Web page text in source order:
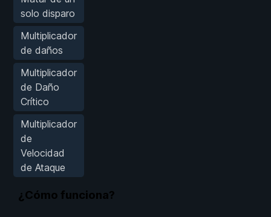
solo disparo
Multiplicador
de daños
Multiplicador
de Daño
Crítico
Multiplicador
de
Velocidad
de Ataque
¿Cómo funciona?